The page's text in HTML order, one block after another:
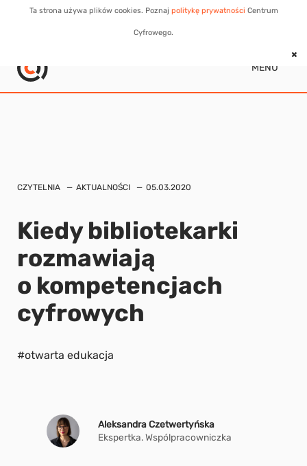
Ta strona używa plików cookies. Poznaj politykę prywatności Centrum
Cyfrowego.
MENU
CZYTELNIA AKTUALNOŚCI 05.03.2020
Kiedy bibliotekarki
rozmawiają
o kompetencjach
cyfrowych
#otwarta edukacja
Aleksandra Czetwertyńska
Ekspertka. Wspólpracowniczka